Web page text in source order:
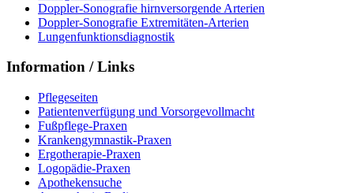
Doppler-Sonografie hirnversorgende Arterien
Doppler-Sonografie Extremitäten-Arterien
Lungenfunktionsdiagnostik
Information / Links
Pflegeseiten
Patientenverfügung und Vorsorgevollmacht
Fußpflege-Praxen
Krankengymnastik-Praxen
Ergotherapie-Praxen
Logopädie-Praxen
Apothekensuche